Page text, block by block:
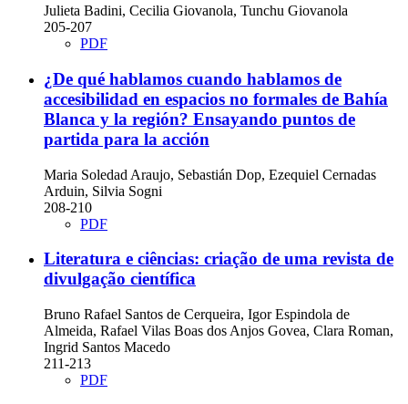
Julieta Badini, Cecilia Giovanola, Tunchu Giovanola
205-207
PDF
¿De qué hablamos cuando hablamos de
accesibilidad en espacios no formales de Bahía
Blanca y la región? Ensayando puntos de
partida para la acción
Maria Soledad Araujo, Sebastián Dop, Ezequiel Cernadas
Arduin, Silvia Sogni
208-210
PDF
Literatura e ciências: criação de uma revista de
divulgação científica
Bruno Rafael Santos de Cerqueira, Igor Espindola de
Almeida, Rafael Vilas Boas dos Anjos Govea, Clara Roman,
Ingrid Santos Macedo
211-213
PDF